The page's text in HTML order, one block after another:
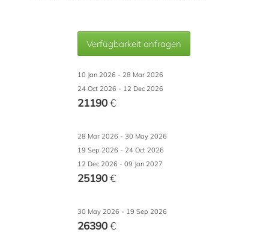
Verfügbarkeit anfragen
10 Jan 2026 - 28 Mar 2026
24 Oct 2026 - 12 Dec 2026
21190€
28 Mar 2026 - 30 May 2026
19 Sep 2026 - 24 Oct 2026
12 Dec 2026 - 09 Jan 2027
25190€
30 May 2026 - 19 Sep 2026
26390€